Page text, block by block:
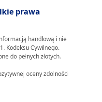
prawa
handlową i nie
Kodeksu Cywilnego.
do pełnych złotych.
oceny zdolności